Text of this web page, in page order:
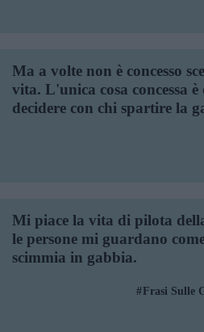
Ma a volte non è concesso
vita. L'unica cosa concessa
decidere con chi spartire la
Mi piace la vita di pilota
le persone mi guardano
scimmia in gabbia.
Frasi Sulle